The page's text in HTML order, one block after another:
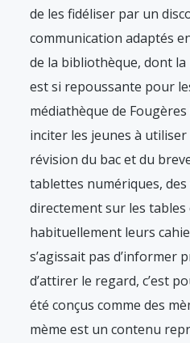
de les fidéliser par un
communication adaptés
de la bibliothèque, dont
est si repoussante pour
médiathèque de
inciter les jeunes à
révision du bac et du
tablettes numériques,
directement sur les
habituellement leurs
s’agissait pas d’informer
d’attirer le regard, c’est
été conçus comme des
mème est un contenu